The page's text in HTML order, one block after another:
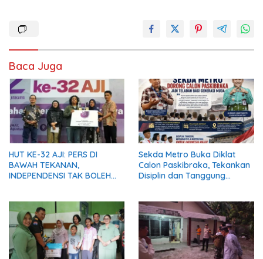
Baca Juga
HUT KE-32 AJI: PERS DI
BAWAH TEKANAN,
INDEPENDENSI TAK BOLEH
Sekda Metro Buka Diklat
Calon Paskibraka, Tekankan
Disiplin dan Tanggung